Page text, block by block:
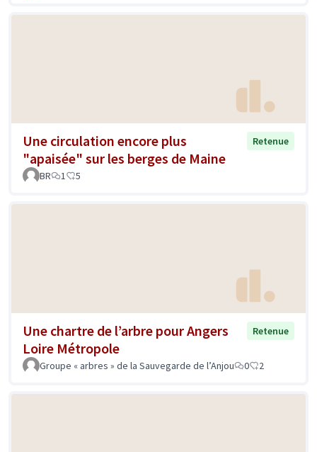
Une circulation encore plus
"apaisée" sur les berges de Maine
Retenue
BR 1 5
Une chartre de l’arbre pour Angers
Loire Métropole
Retenue
Groupe « arbres » de la Sauvegarde de l’Anjou 0 2